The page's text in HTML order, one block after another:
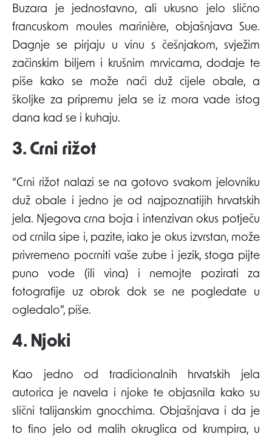
Buzara je jednostavno, ali ukusno jelo slično
francuskom moules marinière, objašnjava Sue.
Dagnje se pirjaju u vinu s češnjakom, svježim
začinskim biljem i krušnim mrvicama, dodaje te
piše kako se može naći duž cijele obale, a
školjke za pripremu jela se iz mora vade istog
dana kad se i kuhaju.
3. Crni rižot
“Crni rižot nalazi se na gotovo svakom jelovniku
duž obale i jedno je od najpoznatijih hrvatskih
jela. Njegova crna boja i intenzivan okus potječu
od crnila sipe i, pazite, iako je okus izvrstan, može
privremeno pocrniti vaše zube i jezik, stoga pijte
puno vode (ili vina) i nemojte pozirati za
fotografije uz obrok dok se ne pogledate u
ogledalo”, piše.
4. Njoki
Kao jedno od tradicionalnih hrvatskih jela
autorica je navela i njoke te objasnila kako su
slični talijanskim gnocchima. Objašnjava i da je
to fino jelo od malih okruglica od krumpira, u